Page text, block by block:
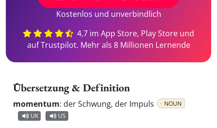
Kostenlos und unverbindlich
4,7 im App Store, Play Store und
auf Trustpilot. Mehr als 8 Millionen Lernende
Übersetzung & Definition
momentum: der Schwung, der Impuls
NOUN
UK
US